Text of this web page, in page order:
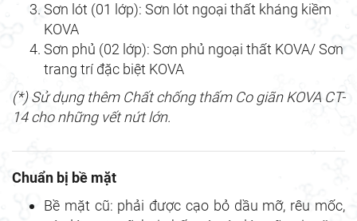
Sơn lót (01 lớp): Sơn lót ngoại thất kháng kiềm
KOVA
Sơn phủ (02 lớp): Sơn phủ ngoại thất KOVA/ Sơn
trang trí đặc biệt KOVA
(*) Sử dụng thêm Chất chống thấm Co giãn KOVA CT-
14 cho những vết nứt lớn.
Chuẩn bị bề mặt
Bề mặt cũ: phải được cạo bỏ dầu mỡ, rêu mốc,